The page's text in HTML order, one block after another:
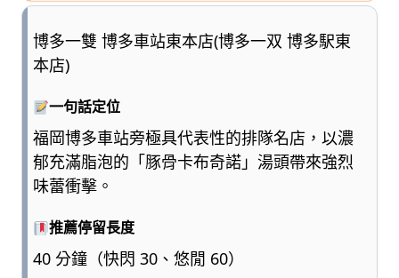
博多一雙 博多車站東本店(博多一双 博多駅東
本店)
一句話定位
福岡博多車站旁極具代表性的排隊名店，以濃
郁充滿脂泡的「豚骨卡布奇諾」湯頭帶來強烈
味蕾衝擊。
推薦停留長度
40 分鐘（快閃 30、悠閒 60）